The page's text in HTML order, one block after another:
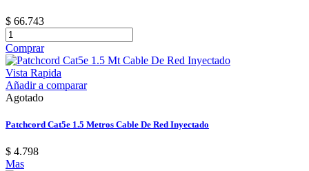
$ 66.743
Comprar
Vista Rapida
Añadir a comparar
Agotado
Patchcord Cat5e 1.5 Metros Cable De Red Inyectado
$ 4.798
Mas